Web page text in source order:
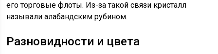
его торговые флоты. Из-за такой связи кристалл
называли алабандским рубином.
Разновидности и цвета